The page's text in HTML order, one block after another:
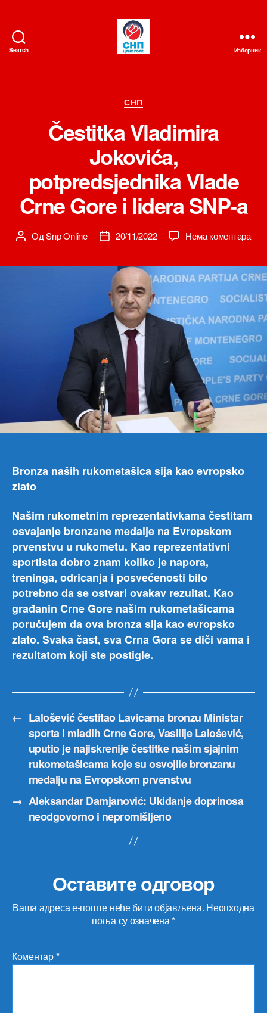
Search Изборник
Категорије
СНП
Čestitka Vladimira
Jokovića,
potpredsjednika Vlade
Crne Gore i lidera SNP-a
Аутор
ОдSnp Online
Датум20/11/2022 Нема коментарана
i
a
Bronza naših rukometašica sija kao evropsko
zlato
Našim rukometnim reprezentativkama čestitam
osvajanje bronzane medalje na Evropskom
prvenstvu u rukometu. Kao reprezentativni
sportista dobro znam koliko je napora,
treninga, odricanja i posvećenosti bilo
potrebno da se ostvari ovakav rezultat. Kao
građanin Crne Gore našim rukometašicama
poručujem da ova bronza sija kao evropsko
zlato. Svaka čast, sva Crna Gora se diči vama i
rezultatom koji ste postigle.
← Lalošević čestitao Lavicama bronzu Ministar
sporta i mladih Crne Gore, Vasilije Lalošević,
uputio je najiskrenije čestitke našim sjajnim
rukometašicama koje su osvojile bronzanu
medalju na Evropskom prvenstvu
→ Aleksandar Damjanović: Ukidanje doprinosa
neodgovorno i nepromišljeno
Оставите одговор
Ваша адреса е-поште неће бити објављена. Неопходна
поља су означена*
Коментар*